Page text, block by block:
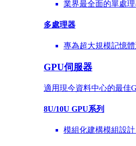
業界最全面的單處
多處理器
專為超大規模記憶
GPU伺服器
適用現今資料中心的最佳
8U/10U GPU系列
模組化建構模組設